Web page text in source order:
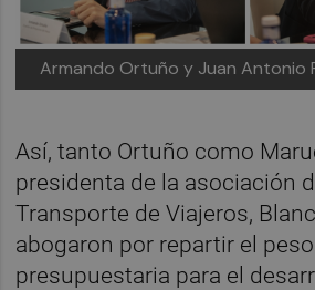
Armando Ortuño y Juan Antonio
Así, tanto Ortuño como
presidenta de la asociación
Transporte de Viajeros,
abogaron por repartir el
presupuestaria para el